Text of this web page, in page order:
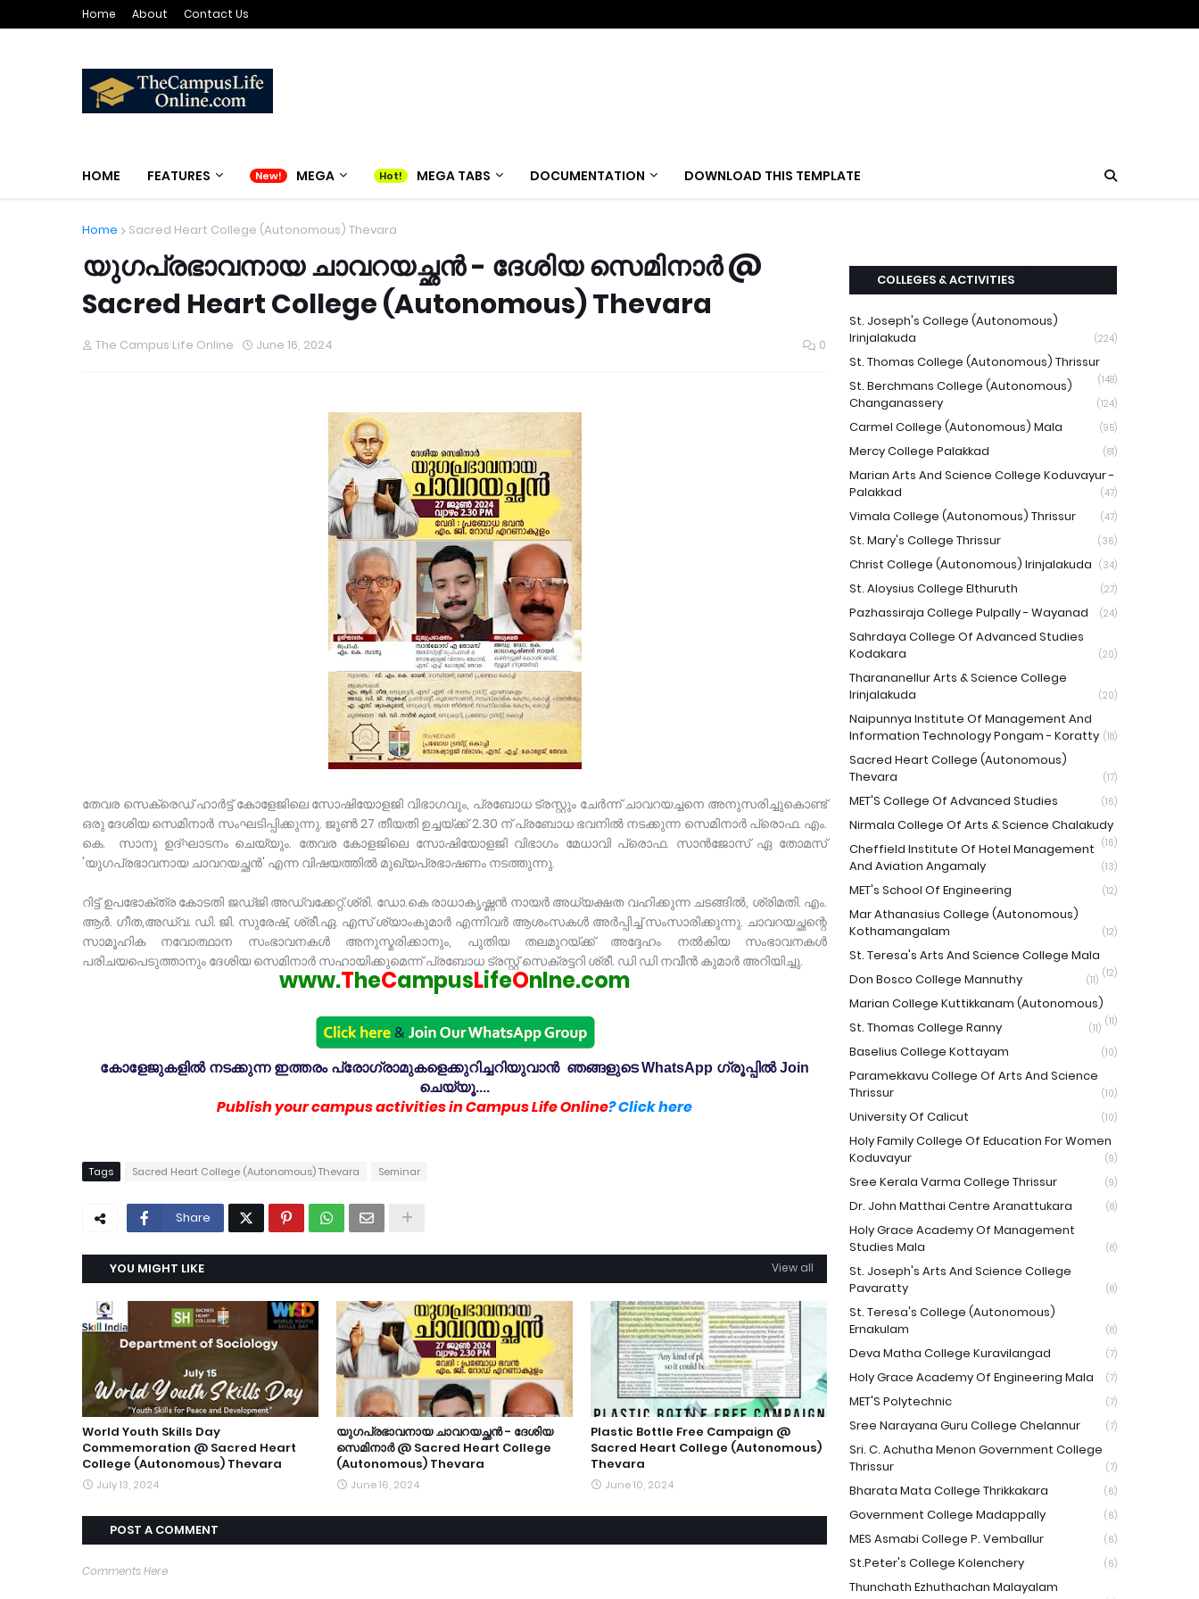
Home About Contact Us
HOME FEATURES MEGA MEGA TABS DOCUMENTATION DOWNLOAD THIS TEMPLATE
Home Sacred Heart College (Autonomous) Thevara
യുഗപ്രഭാവനായ ചാവറയച്ഛൻ - ദേശിയ സെമിനാർ @
Sacred Heart College (Autonomous) Thevara
The Campus Life Online June 16, 2024 0
തേവര സെക്രെഡ്‌ ഹാർട്ട് കോളേജിലെ സോഷിയോളജി വിഭാഗവും, പ്രബോധ ട്രസ്റ്റും ചേർന്ന് ചാവറയച്ചനെ അനുസരിച്ചുകൊണ്ട്
ഒരു ദേശിയ സെമിനാർ സംഘടിപ്പിക്കുന്നു. ജൂൺ 27 തീയതി ഉച്ചയ്ക്ക് 2.30 ന് പ്രബോധ ഭവനിൽ നടക്കുന്ന സെമിനാർ പ്രൊഫ. എം.
കെ. സാനു ഉദ്ഘാടനം ചെയ്യും. തേവര കോളജിലെ സോഷിയോളജി വിഭാഗം മേധാവി പ്രൊഫ. സാൻജോസ് ഏ തോമസ്
'യുഗപ്രഭാവനായ ചാവറയച്ഛൻ' എന്ന വിഷയത്തിൽ മുഖ്യപ്രഭാഷണം നടത്തുന്നു.
റിട്ട് ഉപഭോക്ത്ര കോടതി ജഡ്ജി അഡ്വക്കേറ്റ്.ശ്രി. ഡോ.കെ രാധാകൃഷ്ണൻ നായർ അധ്യക്ഷത വഹിക്കുന്ന ചടങ്ങിൽ, ശ്രിമതി. എം.
ആർ. ഗീത,അഡ്വ. ഡി. ജി. സുരേഷ്, ശ്രീ.ഏ. എസ് ശ്യാംകുമാർ എന്നിവർ ആശംസകൾ അർപ്പിച്ച് സംസാരിക്കുന്നു. ചാവറയച്ഛന്റെ
സാമൂഹിക നവോത്ഥാന സംഭാവനകൾ അനുസ്മരിക്കാനും, പുതിയ തലമുറയ്ക്ക് അദ്ദേഹം നൽകിയ സംഭാവനകൾ
പരിചയപെടുത്താനും ദേശിയ സെമിനാർ സഹായിക്കുമെന്ന് പ്രബോധ ട്രസ്റ്റ്‌ സെക്രട്ടറി ശ്രീ. ഡി ഡി നവീൻ കുമാർ അറിയിച്ചു.
www.TheCampusLifeOnlne.com
കോളേജുകളിൽ നടക്കുന്ന ഇത്തരം പ്രോഗ്രാമുകളെക്കുറിച്ചറിയുവാൻ ഞങ്ങളുടെ WhatsApp ഗ്രൂപ്പിൽ Join
ചെയ്യൂ....
Publish your campus activities in Campus Life Online? Click here
Tags Sacred Heart College (Autonomous) Thevara Seminar
Share
YOU MIGHT LIKE View all
World Youth Skills Day
Commemoration @ Sacred Heart
College (Autonomous) Thevara
July 13, 2024
യുഗപ്രഭാവനായ ചാവറയച്ഛൻ - ദേശിയ
സെമിനാർ @ Sacred Heart College
(Autonomous) Thevara
June 16, 2024
Plastic Bottle Free Campaign @
Sacred Heart College (Autonomous)
Thevara
June 10, 2024
POST A COMMENT
Comments Here
COLLEGES & ACTIVITIES
St. Joseph's College (Autonomous)
Irinjalakuda
(224)
St. Thomas College (Autonomous) Thrissur
(148)
St. Berchmans College (Autonomous)
Changanassery
(124)
Carmel College (Autonomous) Mala (95)
Mercy College Palakkad (81)
Marian Arts And Science College Koduvayur -
Palakkad
(47)
Vimala College (Autonomous) Thrissur (47)
St. Mary's College Thrissur (36)
Christ College (Autonomous) Irinjalakuda (34)
St. Aloysius College Elthuruth (27)
Pazhassiraja College Pulpally - Wayanad (24)
Sahrdaya College Of Advanced Studies
Kodakara
(20)
Tharananellur Arts & Science College
Irinjalakuda
(20)
Naipunnya Institute Of Management And
Information Technology Pongam - Koratty (18)
Sacred Heart College (Autonomous)
Thevara
(17)
MET'S College Of Advanced Studies (16)
Nirmala College Of Arts & Science Chalakudy
(16)
Cheffield Institute Of Hotel Management
And Aviation Angamaly
(13)
MET's School Of Engineering (12)
Mar Athanasius College (Autonomous)
Kothamangalam
(12)
St. Teresa's Arts And Science College Mala
(12)
Don Bosco College Mannuthy (11)
Marian College Kuttikkanam (Autonomous)
(11)
St. Thomas College Ranny (11)
Baselius College Kottayam (10)
Paramekkavu College Of Arts And Science
Thrissur
(10)
University Of Calicut (10)
Holy Family College Of Education For Women
Koduvayur
(9)
Sree Kerala Varma College Thrissur (9)
Dr. John Matthai Centre Aranattukara (8)
Holy Grace Academy Of Management
Studies Mala
(8)
St. Joseph's Arts And Science College
Pavaratty
(8)
St. Teresa's College (Autonomous)
Ernakulam
(8)
Deva Matha College Kuravilangad (7)
Holy Grace Academy Of Engineering Mala (7)
MET'S Polytechnic (7)
Sree Narayana Guru College Chelannur (7)
Sri. C. Achutha Menon Government College
Thrissur
(7)
Bharata Mata College Thrikkakara (6)
Government College Madappally (6)
MES Asmabi College P. Vemballur (6)
St.Peter's College Kolenchery (6)
Thunchath Ezhuthachan Malayalam